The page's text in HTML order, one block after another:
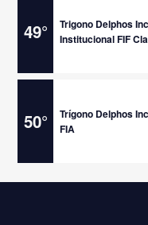
49°
Trigono Delphos
Institucional FIF
50°
Trígono Delphos
FIA